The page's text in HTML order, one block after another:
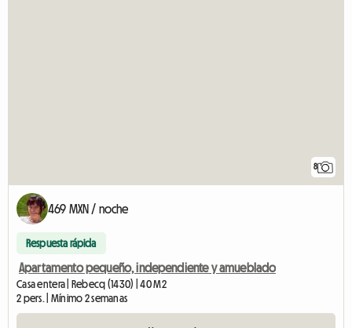
8
469 MXN / noche
Respuesta rápida
Apartamento pequeño, independiente y amueblado
Casa entera | Rebecq (1430) | 40 M2
2 pers. | Mínimo 2 semanas